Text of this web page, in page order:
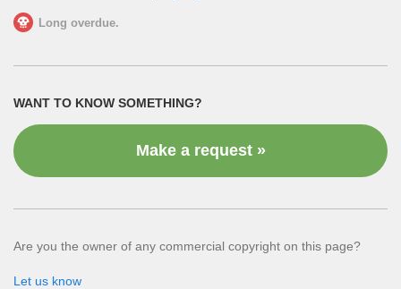
Long overdue.
WANT TO KNOW SOMETHING?
Make a request »
Are you the owner of any commercial copyright on this page?
Let us know